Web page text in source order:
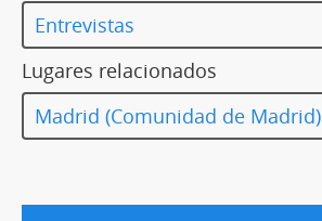
Entrevistas
Lugares relacionados
Madrid (Comunidad de Madrid)